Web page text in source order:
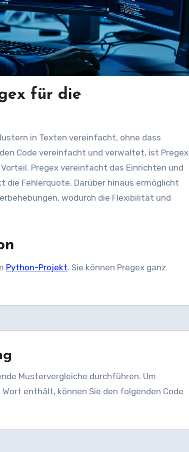
für die
in Texten vereinfacht, ohne dass
Code vereinfacht und verwaltet, ist Pregex
Pregex vereinfacht das Einrichten und
die Fehlerquote. Darüber hinaus ermöglicht
wodurch die Flexibilität und
Python-Projekt. Sie können Pregex ganz
Mustervergleiche durchführen. Um
enthält, können Sie den folgenden Code